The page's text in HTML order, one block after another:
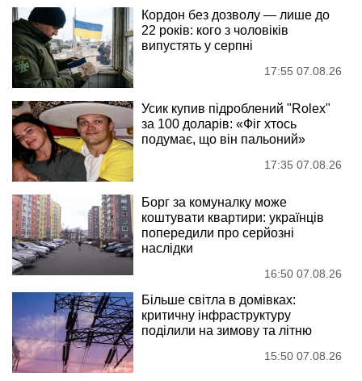
Кордон без дозволу — лише до
22 років: кого з чоловіків
випустять у серпні
17:55 07.08.26
Усик купив підроблений "Rolex"
за 100 доларів: «Фіг хтось
подумає, що він пальоний»
17:35 07.08.26
Борг за комуналку може
коштувати квартири: українців
попередили про серйозні
наслідки
16:50 07.08.26
Більше світла в домівках:
критичну інфраструктуру
поділили на зимову та літню
15:50 07.08.26